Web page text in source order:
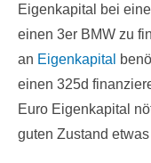
Eigenkapital bei
einen 3er BMW zu
an Eigenkapital
einen 325d
Euro Eigenkapital
guten Zustand